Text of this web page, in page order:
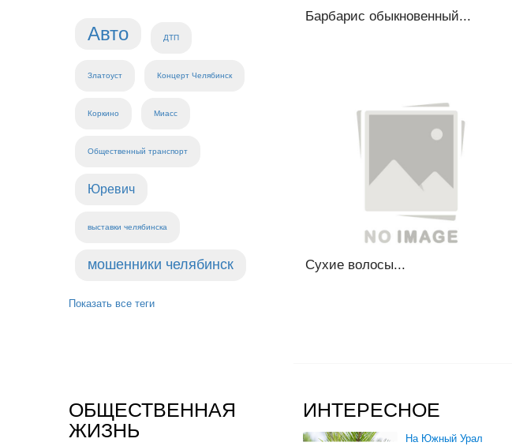
Авто ДТП
Златоуст Концерт Челябинск
Коркино Миасс
Общественный транспорт
Юревич
выставки челябинска
мошенники челябинск
Показать все теги
Барбарис обыкновенный...
Сухие волосы...
ОБЩЕСТВЕННАЯ
ЖИЗНЬ
ИНТЕРЕСНОЕ
На Южный Урал